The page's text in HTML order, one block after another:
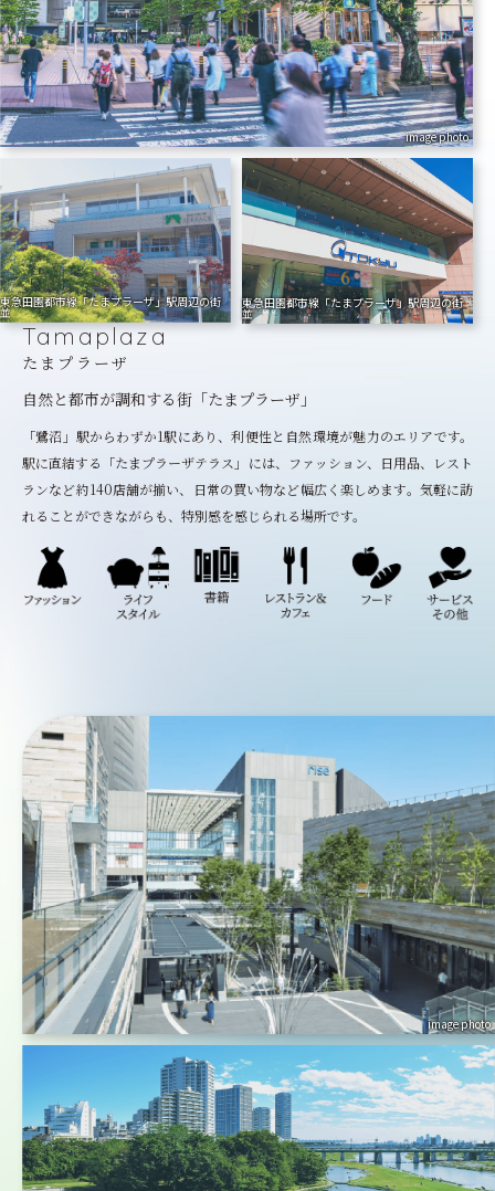
image photo
東急田園都市線「たまプラーザ」駅周辺の街
並
東急田園都市線「たまプラーザ」駅周辺の街
並
Tamaplaza
たまプラーザ
自然と都市が調和する街「たまプラーザ」
「鷺沼」駅からわずか1駅にあり、利便性と自然環境が魅力のエリアです。
駅に直結する「たまプラーザテラス」には、ファッション、日用品、レスト
ランなど約140店舗が揃い、日常の買い物など幅広く楽しめます。気軽に訪
れることができながらも、特別感を感じられる場所です。
image photo